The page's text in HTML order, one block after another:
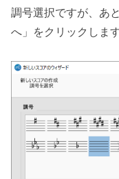
調号選択ですが、あ
へ」をクリックします